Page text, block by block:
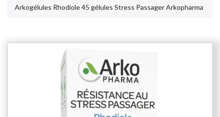
Arkogélules Rhodiole 45 gélules Stress Passager Arkopharma